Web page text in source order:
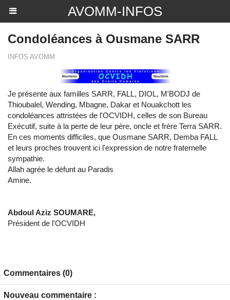
AVOMM-INFOS
Condoléances à Ousmane SARR
INFOS AVOMM
Je présente aux familles SARR, FALL, DIOL, M'BODJ de
Thioubalel, Wending, Mbagne, Dakar et Nouakchott les
condoléances attristées de l'OCVIDH, celles de son Bureau
Exécutif, suite à la perte de leur père, oncle et frère Terra SARR.
En ces moments difficiles, que Ousmane SARR, Demba FALL
et leurs proches trouvent ici l'expression de notre fraternelle
sympathie.
Allah agrée le défunt au Paradis
Amine.
Abdoul Aziz SOUMARE,
Président de l'OCVIDH
Commentaires (0)
Nouveau commentaire :